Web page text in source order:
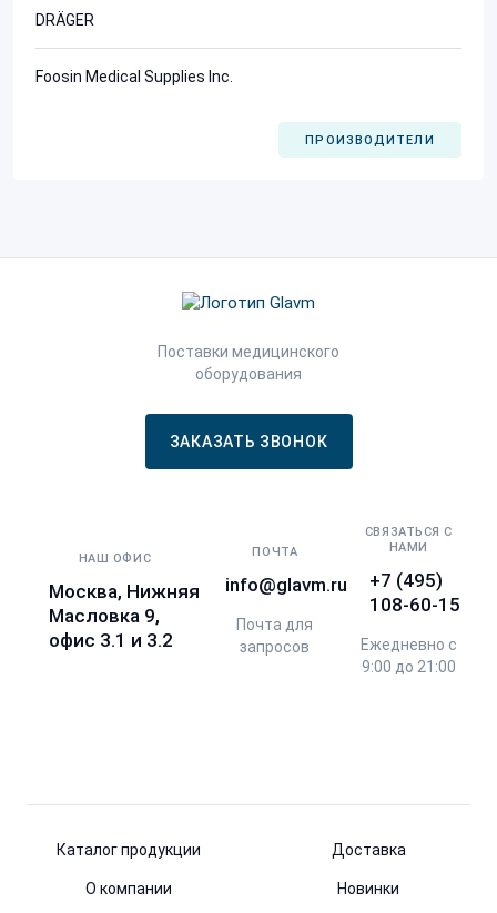
DRÄGER
Foosin Medical Supplies Inc.
ПРОИЗВОДИТЕЛИ
Поставки медицинского
оборудования
ЗАКАЗАТЬ ЗВОНОК
НАШ ОФИС
Москва, Нижняя
Масловка 9,
офис 3.1 и 3.2
ПОЧТА
info@glavm.ru
Почта для
запросов
СВЯЗАТЬСЯ С
НАМИ
+7 (495)
108-60-15
Ежедневно с
9:00 до 21:00
Каталог продукции Доставка
О компании Новинки